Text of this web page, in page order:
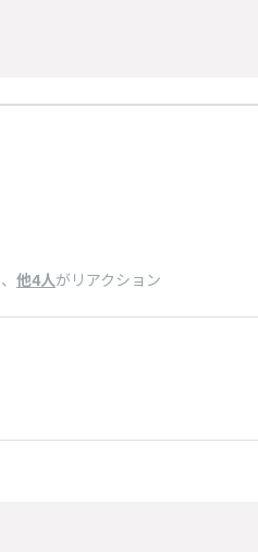
、 他4人がリアクション